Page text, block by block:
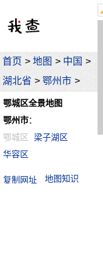
首页 > 地图 > 中国 >
湖北省 > 鄂州市 >
鄂城区全景地图
鄂州市：
鄂城区
梁子湖区
华容区
地图知识